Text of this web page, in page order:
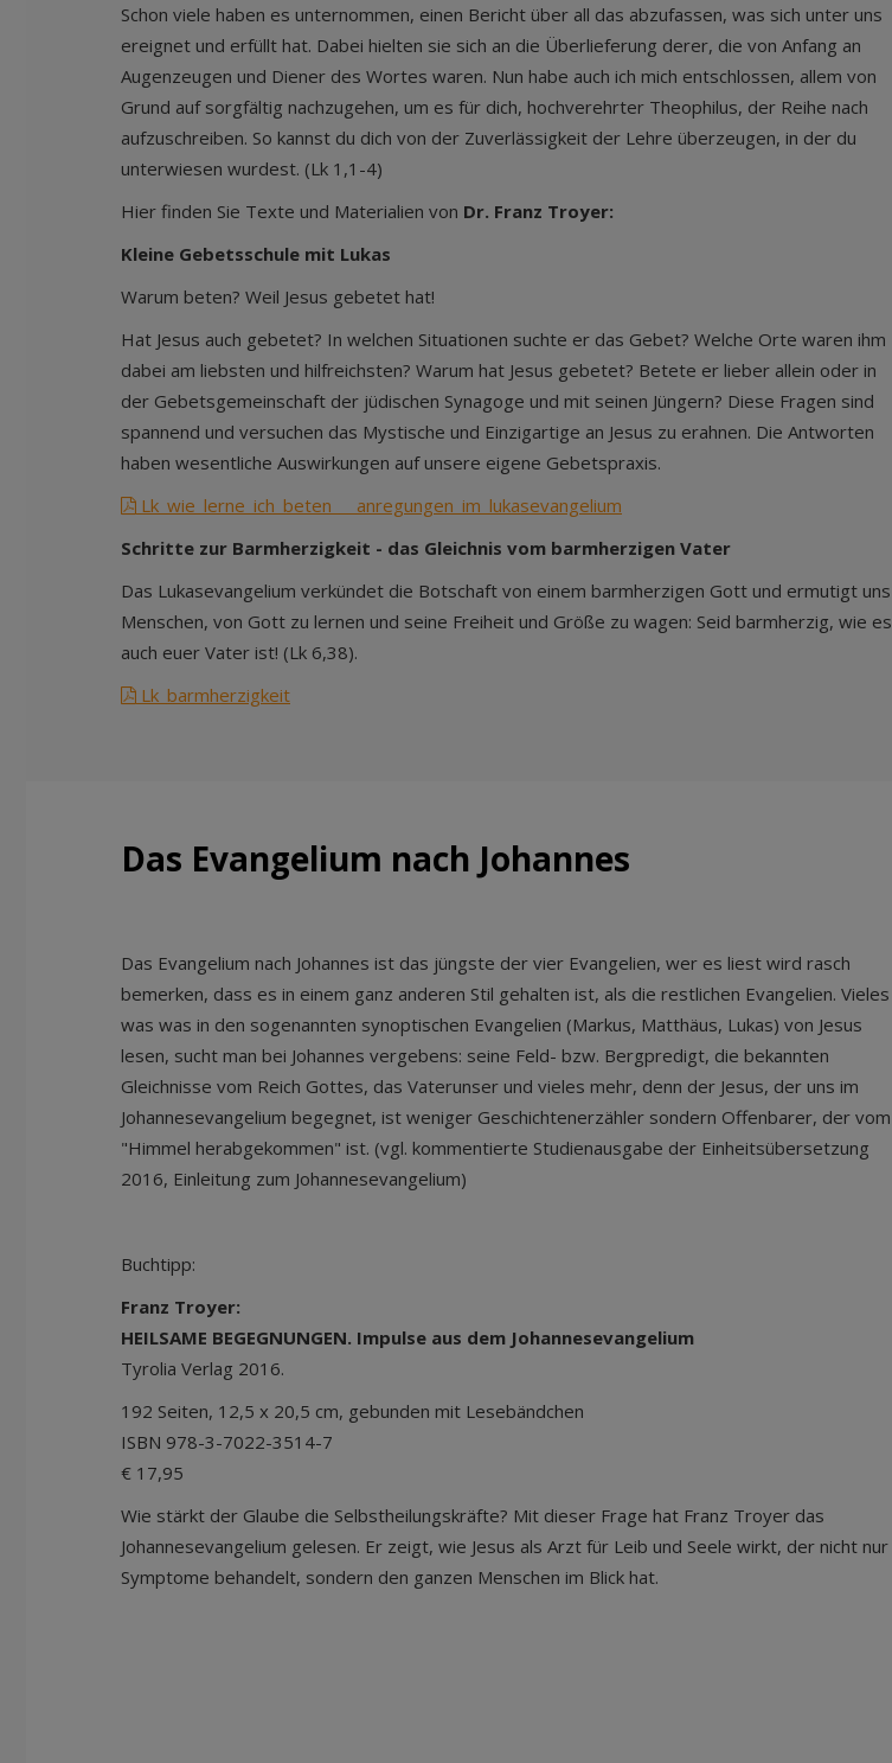
Schon viele haben es unternommen, einen Bericht über all das abzufassen, was sich unter uns
ereignet und erfüllt hat. Dabei hielten sie sich an die Überlieferung derer, die von Anfang an
Augenzeugen und Diener des Wortes waren. Nun habe auch ich mich entschlossen, allem von
Grund auf sorgfältig nachzugehen, um es für dich, hochverehrter Theophilus, der Reihe nach
aufzuschreiben. So kannst du dich von der Zuverlässigkeit der Lehre überzeugen, in der du
unterwiesen wurdest. (Lk 1,1-4)
Hier finden Sie Texte und Materialien von Dr. Franz Troyer:
Kleine Gebetsschule mit Lukas
Warum beten? Weil Jesus gebetet hat!
Hat Jesus auch gebetet? In welchen Situationen suchte er das Gebet? Welche Orte waren ihm
dabei am liebsten und hilfreichsten? Warum hat Jesus gebetet? Betete er lieber allein oder in
der Gebetsgemeinschaft der jüdischen Synagoge und mit seinen Jüngern? Diese Fragen sind
spannend und versuchen das Mystische und Einzigartige an Jesus zu erahnen. Die Antworten
haben wesentliche Auswirkungen auf unsere eigene Gebetspraxis.
Lk_wie_lerne_ich_beten___anregungen_im_lukasevangelium
Schritte zur Barmherzigkeit - das Gleichnis vom barmherzigen Vater
Das Lukasevangelium verkündet die Botschaft von einem barmherzigen Gott und ermutigt uns
Menschen, von Gott zu lernen und seine Freiheit und Größe zu wagen: Seid barmherzig, wie es
auch euer Vater ist! (Lk 6,38).
Lk_barmherzigkeit
Das Evangelium nach Johannes
Das Evangelium nach Johannes ist das jüngste der vier Evangelien, wer es liest wird rasch
bemerken, dass es in einem ganz anderen Stil gehalten ist, als die restlichen Evangelien. Vieles
was was in den sogenannten synoptischen Evangelien (Markus, Matthäus, Lukas) von Jesus
lesen, sucht man bei Johannes vergebens: seine Feld- bzw. Bergpredigt, die bekannten
Gleichnisse vom Reich Gottes, das Vaterunser und vieles mehr, denn der Jesus, der uns im
Johannesevangelium begegnet, ist weniger Geschichtenerzähler sondern Offenbarer, der vom
"Himmel herabgekommen" ist. (vgl. kommentierte Studienausgabe der Einheitsübersetzung
2016, Einleitung zum Johannesevangelium)
Buchtipp:
Franz Troyer:
HEILSAME BEGEGNUNGEN. Impulse aus dem Johannesevangelium
Tyrolia Verlag 2016.
192 Seiten, 12,5 x 20,5 cm, gebunden mit Lesebändchen
ISBN 978-3-7022-3514-7
€ 17,95
Wie stärkt der Glaube die Selbstheilungskräfte? Mit dieser Frage hat Franz Troyer das
Johannesevangelium gelesen. Er zeigt, wie Jesus als Arzt für Leib und Seele wirkt, der nicht nur
Symptome behandelt, sondern den ganzen Menschen im Blick hat.